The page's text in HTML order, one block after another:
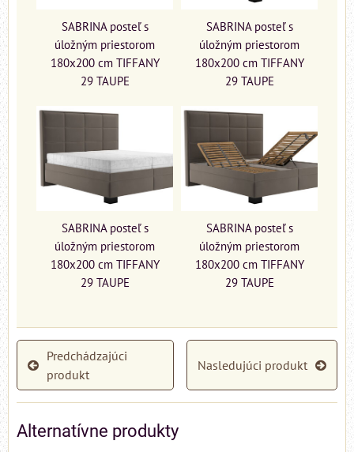
SABRINA posteľ s
úložným priestorom
180x200 cm TIFFANY
29 TAUPE
SABRINA posteľ s
úložným priestorom
180x200 cm TIFFANY
29 TAUPE
SABRINA posteľ s
úložným priestorom
180x200 cm TIFFANY
29 TAUPE
SABRINA posteľ s
úložným priestorom
180x200 cm TIFFANY
29 TAUPE
Predchádzajúci
produkt
Nasledujúci produkt
Alternatívne produkty